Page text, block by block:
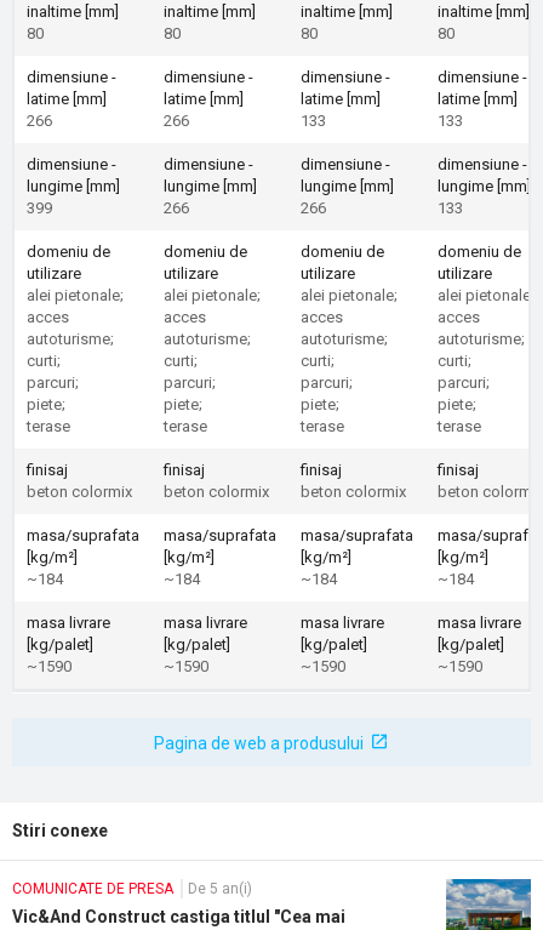
inaltime [mm]
80
inaltime [mm]
80
inaltime [mm]
80
inaltime [mm]
80
dimensiune -
latime [mm]
266
dimensiune -
latime [mm]
266
dimensiune -
latime [mm]
133
dimensiune -
latime [mm]
133
dimensiune -
lungime [mm]
399
dimensiune -
lungime [mm]
266
dimensiune -
lungime [mm]
266
dimensiune -
lungime [mm]
133
domeniu de
utilizare
alei pietonale;
acces
autoturisme;
curti;
parcuri;
piete;
terase
domeniu de
utilizare
alei pietonale;
acces
autoturisme;
curti;
parcuri;
piete;
terase
domeniu de
utilizare
alei pietonale;
acces
autoturisme;
curti;
parcuri;
piete;
terase
domeniu de
utilizare
alei pietonale;
acces
autoturisme;
curti;
parcuri;
piete;
terase
finisaj
beton colormix
finisaj
beton colormix
finisaj
beton colormix
finisaj
beton colormix
masa/suprafata
[kg/m²]
~184
masa/suprafata
[kg/m²]
~184
masa/suprafata
[kg/m²]
~184
masa/
[kg/m²]
~184
masa livrare
[kg/palet]
~1590
masa livrare
[kg/palet]
~1590
masa livrare
[kg/palet]
~1590
masa livrare
[kg/palet]
~1590
Pagina de web a produsului
Stiri conexe
COMUNICATE DE PRESA De 5 an(i)
Vic&And Construct castiga titlul "Cea mai